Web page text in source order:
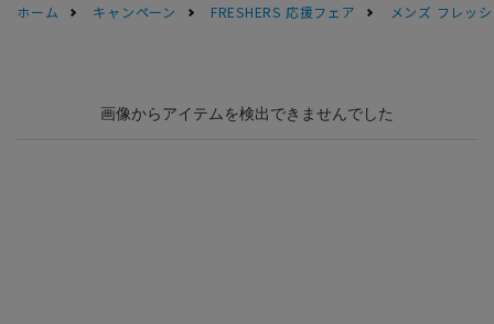
ホーム
キャンペーン FRESHERS 応援フェア メンズ フレッ